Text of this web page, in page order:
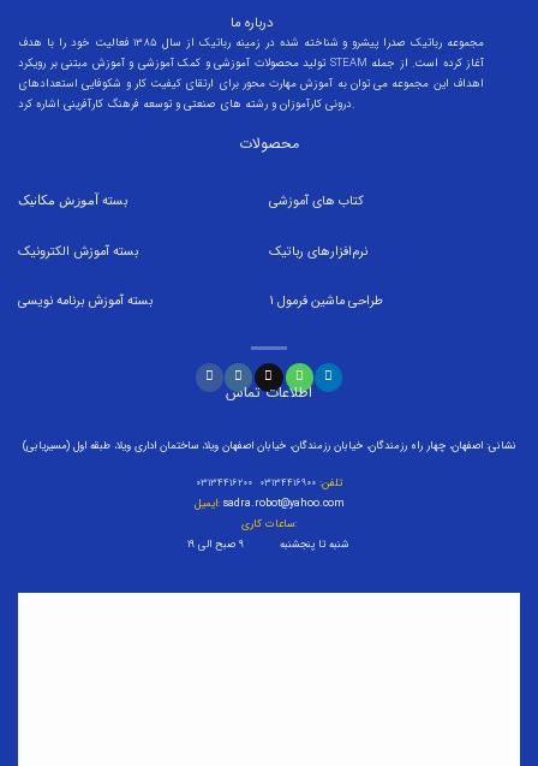
درباره ما
مجموعه رباتیک صدرا پیشرو و شناخته شده در زمینه رباتیک از سال 1385 فعالیت خود را با هدف
تولید محصولات آموزشی و کمک آموزشی و آموزش مبتنی بر رویکرد STEAM آغاز کرده است. از جمله
اهداف این مجموعه می توان به آموزش مهارت محور برای ارتقای کیفیت کار و شکوفایی استعدادهای
درونی کارآموزان و رشته های صنعتی و توسعه فرهنگ کارآفرینی اشاره کرد.
محصولات
بسته آموزش مکانیک
بستهآموزش الکترونیک
بستهآموزش برنامه نویسی
کتاب های آموزشی
نرم‌افزارهای رباتیک
طراحی ماشین فرمول
اطلاعات تماس
نشانی: اصفهان، چهار راه رزمندگان، خیابان رزمندگان، خیابان اصفهان ویلا، ساختمان اداری ویلا، طبقه اول (مسیریابی)
تلفن:
ایمیل: sadra.robot@yahoo.com
ساعات کاری:
شنبه تا پنجشنبه ۹ صبح الی ۱۹